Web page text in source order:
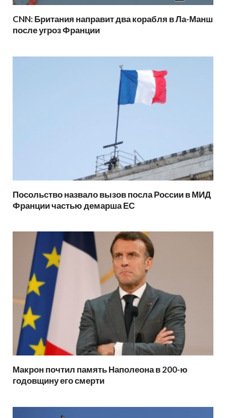
CNN: Британия направит два корабля в Ла-Манш
после угроз Франции
Посольство назвало вызов посла России в МИД
Франции частью демарша ЕС
Макрон почтил память Наполеона в 200-ю
годовщину его смерти